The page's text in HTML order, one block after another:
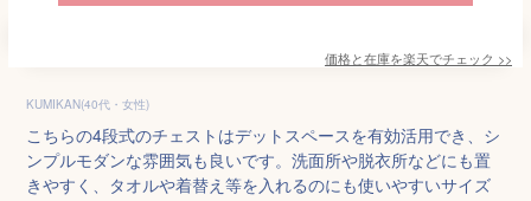
価格と在庫を楽天でチェック >>
KUMIKAN(40代・女性)
こちらの4段式のチェストはデットスペースを有効活用でき、シ
ンプルモダンな雰囲気も良いです。洗面所や脱衣所などにも置
きやすく、タオルや着替え等を入れるのにも使いやすいサイズ